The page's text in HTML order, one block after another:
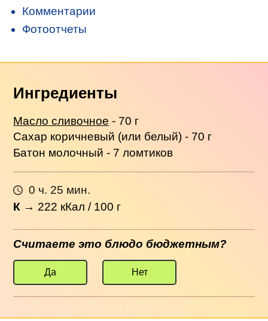
Комментарии
Фотоотчеты
Ингредиенты
Масло сливочное - 70 г
Сахар коричневый (или белый) - 70 г
Батон молочный - 7 ломтиков
0 ч. 25 мин.
К → 222 кКал / 100 г
Считаете это блюдо бюджетным?
Да Нет